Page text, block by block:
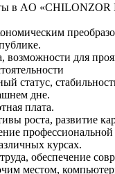
в AO
возможности для
статус,
дне.
плата.
роста, развитие
курсах.
обеспечение
местом,